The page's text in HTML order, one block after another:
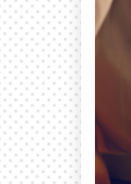
日式经
慢地感